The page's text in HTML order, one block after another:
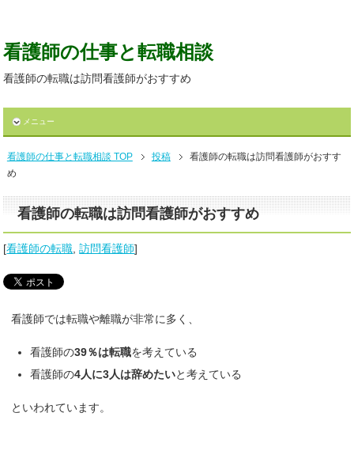
看護師の仕事と転職相談
看護師の転職は訪問看護師がおすすめ
メニュー
看護師の仕事と転職相談 TOP 投稿
看護師の転職は訪問看護師がおすす
め
看護師の転職は訪問看護師がおすすめ
[看護師の転職 ,訪問看護師]
看護師では転職や離職が非常に多く、
看護師の39％は転職を考えている
看護師の4人に3人は辞めたいと考えている
といわれています。